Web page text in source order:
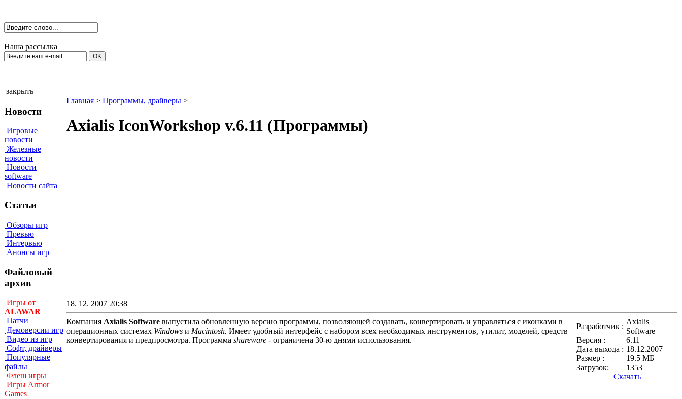
Наша рассылка
закрыть
Новости
Игровые
новости
Железные
новости
Новости
software
Новости сайта
Статьи
Обзоры игр
Превью
Интервью
Анонсы игр
Файловый
архив
Игры от
ALAWAR
Патчи
Демоверсии игр
Видео из игр
Софт, драйверы
Популярные
файлы
Флеш игры
Игры Armor
Games
Главная > Программы, драйверы >
Axialis IconWorkshop v.6.11 (Программы)
18. 12. 2007 20:38
Разработчик :
Axialis
Software
Версия :
6.11
Дата выхода : 18.12.2007
Размер :
19.5 МБ
Загрузок:
1353
Скачать
Компания Axialis Software выпустила обновленную версию программы, позволяющей создавать, конвертировать и управляться с иконками в
операционных системах Windows и Macintosh. Имеет удобный интерфейс с набором всех необходимых инструментов, утилит, моделей, средств
конвертирования и предпросмотра. Программа shareware - ограничена 30-ю днями использования.